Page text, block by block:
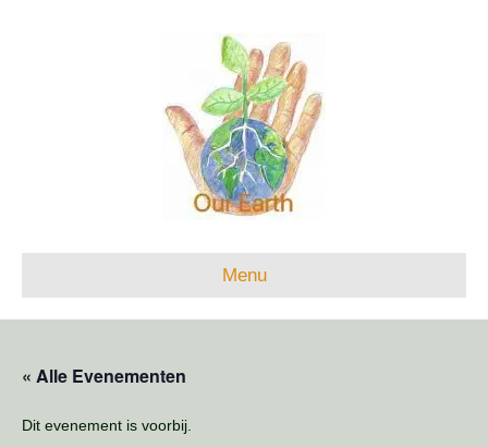
Menu
« Alle Evenementen
Dit evenement is voorbij.